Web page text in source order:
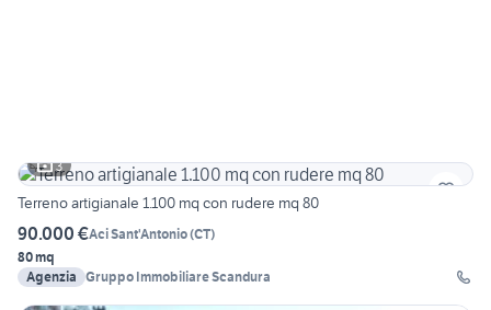
3
Terreno artigianale 1.100 mq con rudere mq 80
90.000 €Aci Sant'Antonio(CT)
80 mq
Agenzia Gruppo Immobiliare Scandura